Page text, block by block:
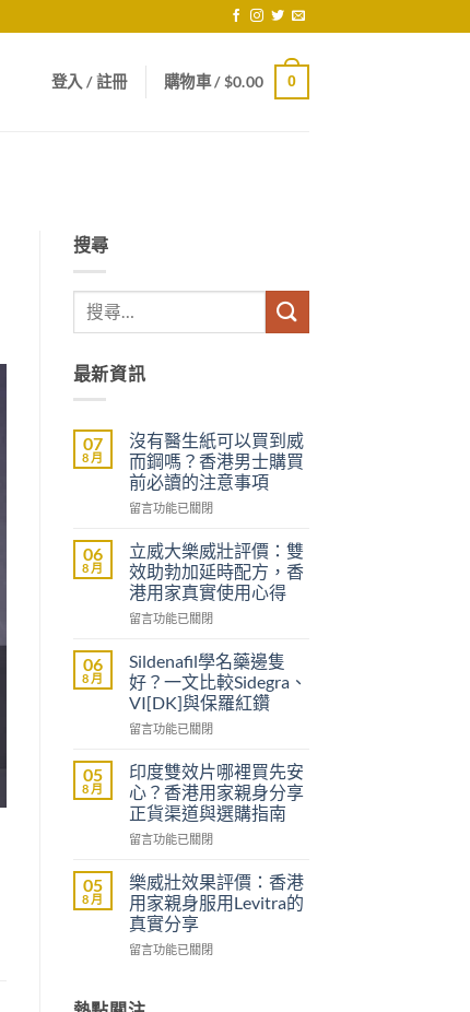
登入 / 註冊 購物車 /$0.00 0
搜尋
最新資訊
07
8 月
沒有醫生紙可以買到威
而鋼嗎？香港男士購買
前必讀的注意事項
在
有
醫
生
紙
可
買
到
威
而
鋼
香
港
男
士
購
前
必
讀
的
注
項〉
留言功能已關閉
06
8 月
立威大樂威壯評價：雙
效助勃加延時配方，香
港用家真實使用心得
在
威
大
樂
威
壯
價：
雙
效
助
勃
延
時
配
方，
香
家
留言功能已關閉
06
8 月
Sildenafil學名藥邊隻
好？一文比較Sidegra、
VI[DK]與保羅紅鑽
在
學
名
藥
邊
隻
一
文
比
較
Sidegra、
保
留言功能已關閉
05
8 月
印度雙效片哪裡買先安
心？香港用家親身分享
正貨渠道與選購指南
在
度
雙
效
片
哪
先
留言功能已關閉
05
8 月
樂威壯效果評價：香港
用家親身服用Levitra的
真實分享
在
壯
留言功能已關閉